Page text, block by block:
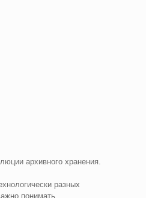
архивного хранения.
разных
понимать.